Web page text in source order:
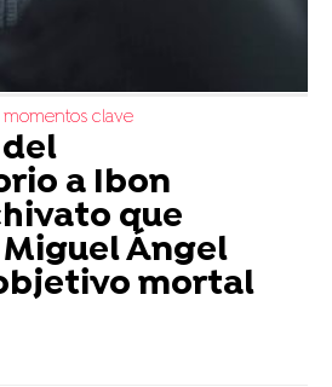
momentos clave
a Ibon
que
Ángel
mortal